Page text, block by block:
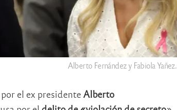
Alberto Fernández y Fabiola Yañez.
el ex presidente Alberto